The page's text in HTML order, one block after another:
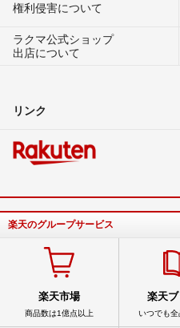
権利侵害について
ラクマ公式ショップ
出店について
リンク
楽天のグループサービス
楽天市場
商品数は1億点以上
楽天
いつでも